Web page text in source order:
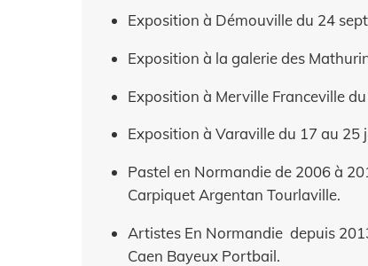
Exposition à Démouville du 24
Exposition à la galerie des
Exposition à Merville Franceville
Exposition à Varaville du 17 au 25
Pastel en Normandie de 2006 à
Carpiquet Argentan Tourlaville.
Artistes En Normandie depuis
Caen Bayeux Portbail.